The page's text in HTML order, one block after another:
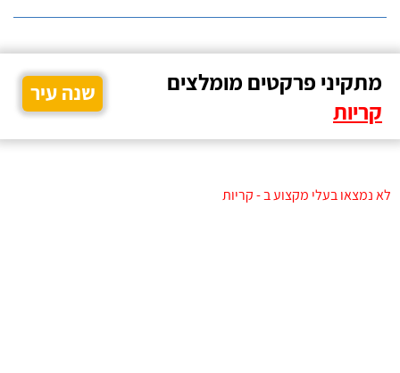
מתקיני פרקטים מומלצים
קריות
שנה עיר
לא נמצאו בעלי מקצוע ב - קריות